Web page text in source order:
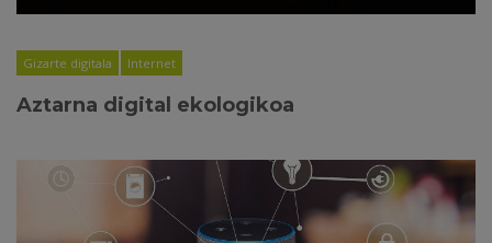
Gizarte digitala Internet
Aztarna digital ekologikoa